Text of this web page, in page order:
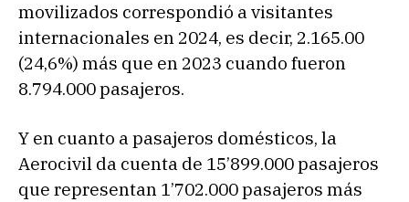
movilizados correspondió a visitantes
internacionales en 2024, es decir, 2.165.00
(24,6%) más que en 2023 cuando fueron
8.794.000 pasajeros.
Y en cuanto a pasajeros domésticos, la
Aerocivil da cuenta de 15’899.000 pasajeros
que representan 1’702.000 pasajeros más